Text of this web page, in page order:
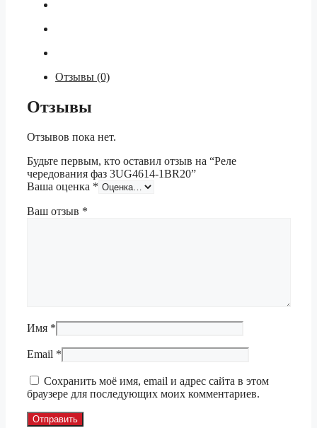
Отзывы (0)
Отзывы
Отзывов пока нет.
Будьте первым, кто оставил отзыв на “Реле
чередования фаз 3UG4614-1BR20”
Ваша оценка *
Ваш отзыв *
Имя *
Email *
Сохранить моё имя, email и адрес сайта в этом
браузере для последующих моих комментариев.